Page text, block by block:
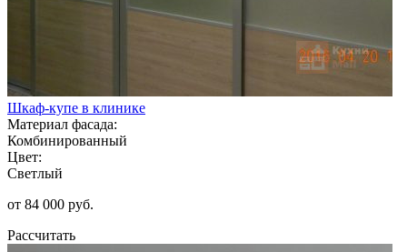
Шкаф-купе в клинике
Материал фасада:
Комбинированный
Цвет:
Светлый
от 84 000 руб.
Рассчитать